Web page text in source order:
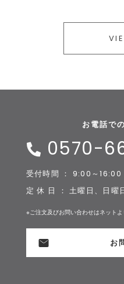
お電話で
0570-
受付時間 ： 9:00～16:00
定 休 日 ： 土曜日、日曜
※ご注文及びお問い合わせはネット
お